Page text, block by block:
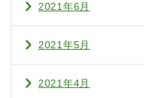
2021年6月
2021年5月
2021年4月